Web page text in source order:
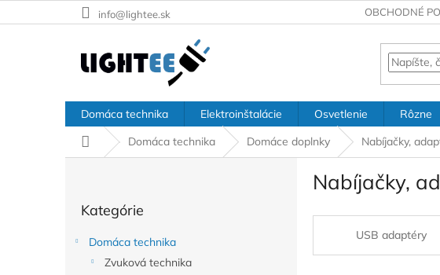
na
info@lightee.sk OBCHODNÉ
Domáca technika Elektroinštalácie Osvetlenie Rôzne
DomovDomáca technika Domáce doplnky Nabíjačky,
kategórie
Kategórie
Domáca technika
Zvuková technika
Nabíjačky,
USB adaptéry